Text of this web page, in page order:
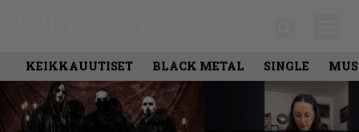
KEIKKAUUTISET BLACK METAL SINGLE